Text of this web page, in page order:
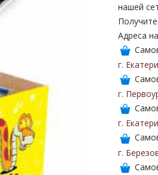
нашей
Адреса
г.
г.
г.
г.